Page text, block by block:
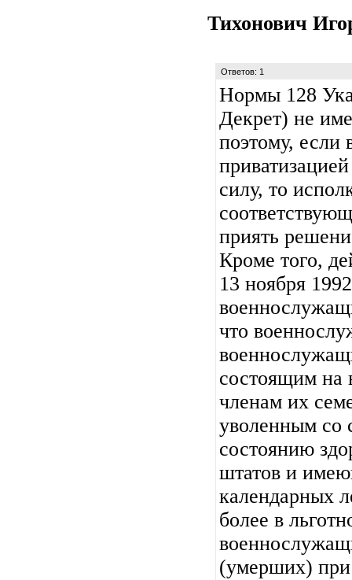
Тихонович
Ответов: 1
Нормы 128
Декрет) не
поэтому, если
силу, то
приять
Кроме того,
13 ноября
что
состоящим на
членам их
уволенным со
состоянию
штатов и
календарных
более в
(умерших)